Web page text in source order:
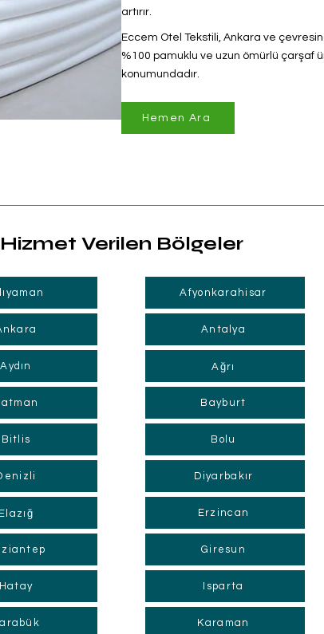
artırır.
Eccem Otel Tekstili, Ankara ve
%100 pamuklu ve uzun ömürlü çarşaf
konumundadır.
Hemen Ara
Hizmet Verilen Bölgeler
Aydın
Bitlis
Elazığ
Hatay
Afyonkarahisar
Antalya
Ağrı
Bayburt
Bolu
Diyarbakır
Erzincan
Giresun
Isparta
Karaman